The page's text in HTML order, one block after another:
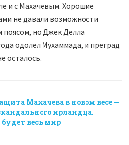
и с Махачевым. Хорошие
не давали возможности
поясом, но Джек Делла
одолел Мухаммада, и преград
осталось.
Махачева в новом весе —
ирландца.
весь мир